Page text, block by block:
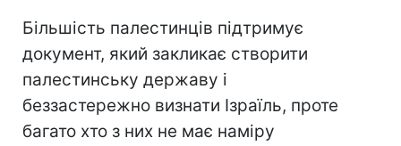
Більшість палестинців підтримує
документ, який закликає створити
палестинську державу і
беззастережно визнати Ізраїль, проте
багато хто з них не має наміру